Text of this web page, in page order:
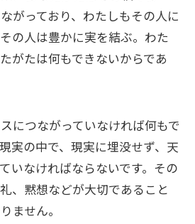
がっており、わたしもその人に
の人は豊かに実を結ぶ。わた
がたは何もできないからであ
につながっていなければ何もで
実の中で、現実に埋没せず、天
いなければならないです。その
、黙想などが大切であること
ません。